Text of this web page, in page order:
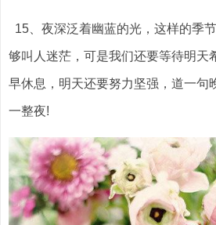
15、夜深泛着幽蓝的光，这样的季
够叫人迷茫，可是我们还要等待明天
早休息，明天还要努力坚强，道一句
一整夜!